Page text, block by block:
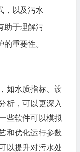
，以及污水
助于理解污
重要性。
如水质指标、设
析，可以更深入
些软件可以模拟
和优化运行参数
以提升对污水处